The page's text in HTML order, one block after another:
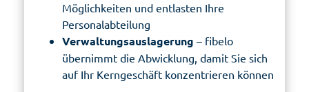
Möglichkeiten und entlasten Ihre
Personalabteilung
Verwaltungsauslagerung – fibelo
übernimmt die Abwicklung, damit Sie sich
auf Ihr Kerngeschäft konzentrieren können